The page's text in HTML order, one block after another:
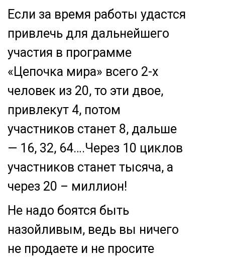
Если за время работы удастся
привлечь для дальнейшего
участия в программе
«Цепочка мира» всего 2-х
человек из 20, то эти двое,
привлекут 4, потом
участников станет 8, дальше
— 16, 32, 64….Через 10 циклов
участников станет тысяча, а
через 20 – миллион!
Не надо боятся быть
назойливым, ведь вы ничего
не продаете и не просите